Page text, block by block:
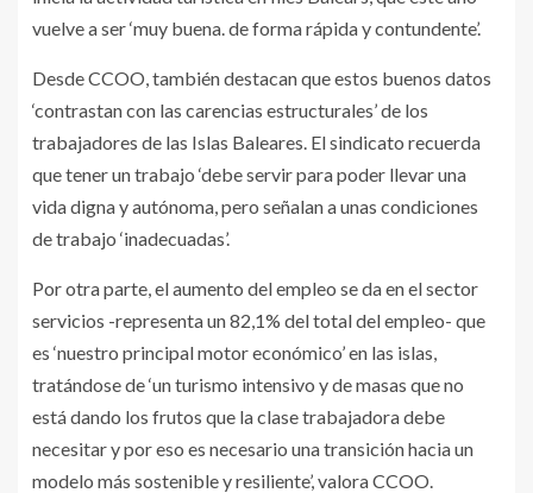
vuelve a ser ‘muy buena. de forma rápida y contundente’.
Desde CCOO, también destacan que estos buenos datos
‘contrastan con las carencias estructurales’ de los
trabajadores de las Islas Baleares. El sindicato recuerda
que tener un trabajo ‘debe servir para poder llevar una
vida digna y autónoma, pero señalan a unas condiciones
de trabajo ‘inadecuadas’.
Por otra parte, el aumento del empleo se da en el sector
servicios -representa un 82,1% del total del empleo- que
es ‘nuestro principal motor económico’ en las islas,
tratándose de ‘un turismo intensivo y de masas que no
está dando los frutos que la clase trabajadora debe
necesitar y por eso es necesario una transición hacia un
modelo más sostenible y resiliente’, valora CCOO.